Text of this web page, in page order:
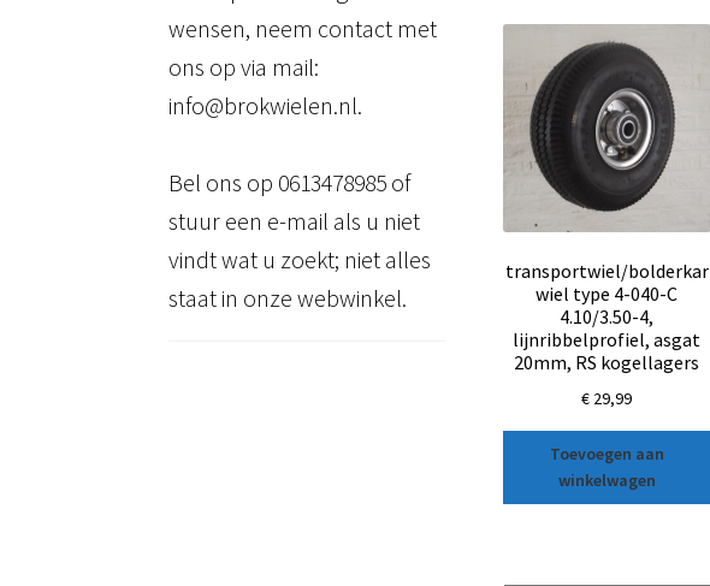
transportwiel/bolderkar
wiel type 4-040-C
4.10/3.50-4,
lijnribbelprofiel, asgat
20mm, RS kogellagers
€ 29,99
Toevoegen aan
winkelwagen
wensen, neem contact met
ons op via mail:
info@brokwielen.nl.
Bel ons op 0613478985 of
stuur een e-mail als u niet
vindt wat u zoekt; niet alles
staat in onze webwinkel.